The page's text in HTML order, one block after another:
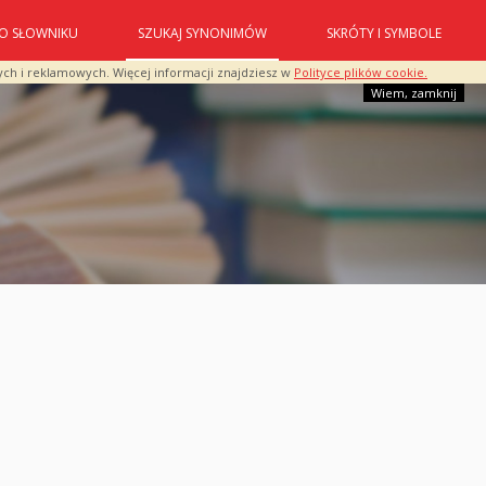
i reklamowych. Więcej informacji znajdziesz w Polityce plików cookie.
Wiem, zamknij
O SŁOWNIKU SZUKAJ SYNONIMÓW SKRÓTY I SYMBOLE